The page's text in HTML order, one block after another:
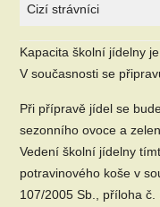
Cizí strávníci
Kapacita školní jídelny
V současnosti se
Při přípravě jídel se
sezonního ovoce a
Vedení školní jídelny
potravinového koše v
107/2005 Sb., příloha č.